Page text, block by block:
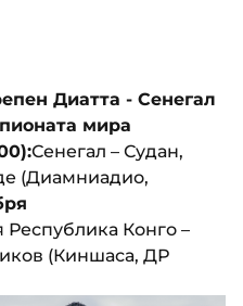
Диатта - Сенегал
мира
Сенегал – Судан,
(Диамниадио,
Конго –
(Киншаса, ДР